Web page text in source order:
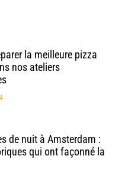
la meilleure pizza
nos ateliers
de nuit à Amsterdam :
qui ont façonné la